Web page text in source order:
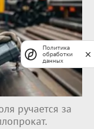
ручается за
Политика
обработки
данных